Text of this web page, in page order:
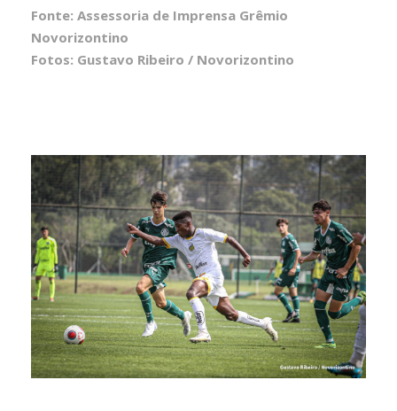
Fonte: Assessoria de Imprensa Grêmio
Novorizontino
Fotos: Gustavo Ribeiro / Novorizontino